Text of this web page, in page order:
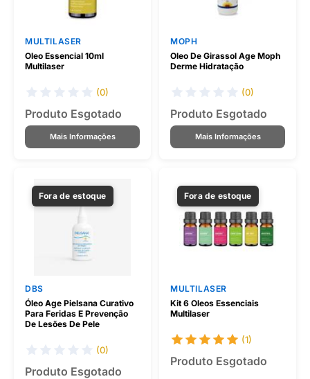
MULTILASER
Oleo Essencial 10ml
Multilaser
(0)
Produto Esgotado
Mais Informações
MOPH
Oleo De Girassol Age Moph
Derme Hidratação
(0)
Produto Esgotado
Mais Informações
Fora de estoque
DBS
Óleo Age Pielsana Curativo
Para Feridas E Prevenção
De Lesões De Pele
(0)
Produto Esgotado
Fora de estoque
MULTILASER
Kit 6 Oleos Essenciais
Multilaser
(1)
Produto Esgotado